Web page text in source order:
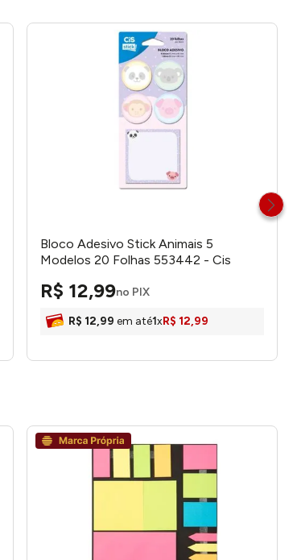
Bloco Adesivo Stick Animais 5
Modelos 20 Folhas 553442 - Cis
R$ 12,99no PIX
R$ 12,99 em até1xR$ 12,99